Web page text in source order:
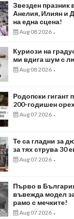
Звезден празник
Анелия, Илиян и
на една сцена!
Aug 08 2026 -
Куриози на
ми вдига шум с
Aug 08 2026 -
Родопски гигант
200-годишен
Aug 07 2026 -
Те са гладни за
за тях струва 30
Aug 07 2026 -
Първо в
въвежда модел
рамо с мечките!
Aug 07 2026 -